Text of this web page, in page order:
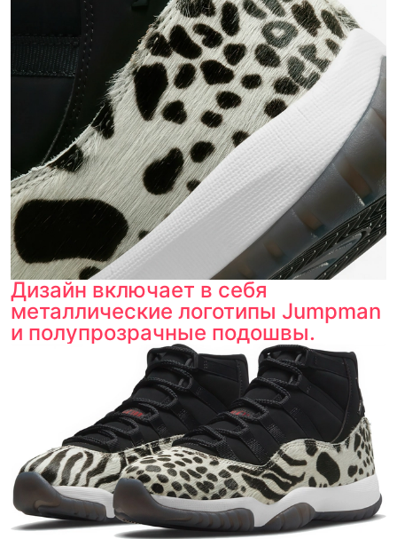
Дизайн включает в себя
металлические логотипы Jumpman
и полупрозрачные подошвы.